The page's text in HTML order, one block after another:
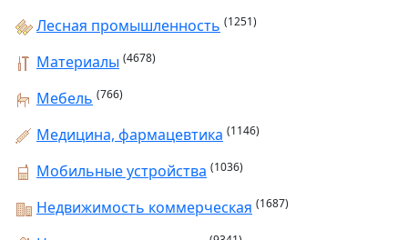
Лесная промышленность (1251)
Материалы (4678)
Мебель (766)
Медицина, фармацевтика (1146)
Мобильные устройства (1036)
Недвижимость коммерческая (1687)